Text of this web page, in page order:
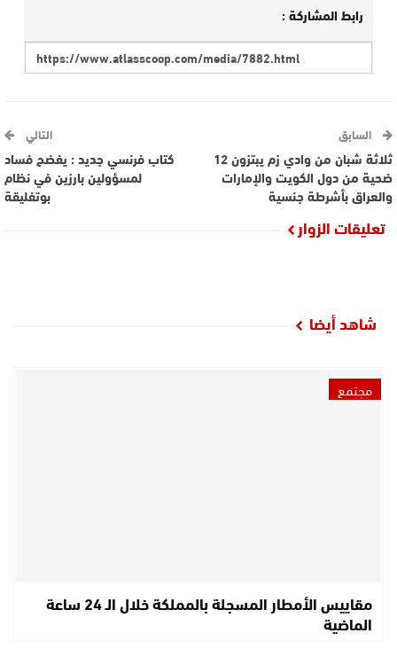
رابط المشاركة :
السابق
ثلاثة شبان من وادي زم يبتزون 12
ضحية من دول الكويت والإمارات
والعراق بأشرطة جنسية
التالي
كتاب فرنسي جديد : يفضح فساد
لمسؤولين بارزين في نظام
بوتفليقة
تعليقات الزوار
شاهد أيضا
مجتمع
مقاييس الأمطار المسجلة بالمملكة خلال الـ 24 ساعة
الماضية